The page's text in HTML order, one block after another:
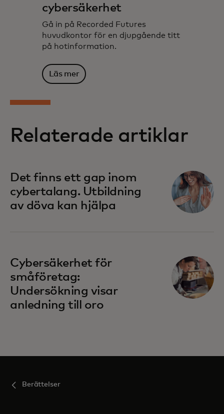
cybersäkerhet
Gå in på Recorded Futures
huvudkontor för en djupgående titt
på hotinformation.
Läs mer
Relaterade artiklar
Det finns ett gap inom
cybertalang. Utbildning
av döva kan hjälpa
Cybersäkerhet för
småföretag:
Undersökning visar
anledning till oro
Berättelser